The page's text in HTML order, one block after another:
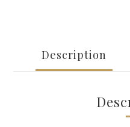
Description